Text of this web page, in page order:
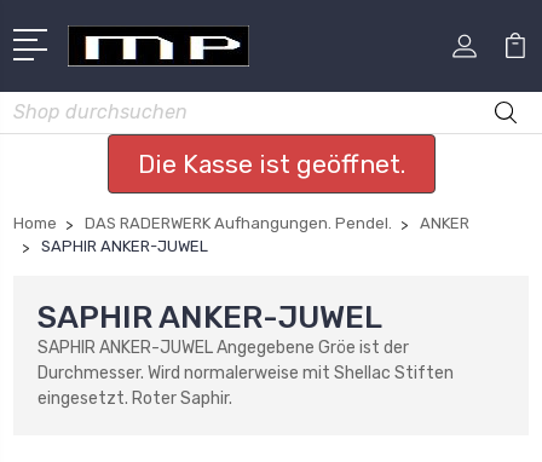
Suchen
Die Kasse ist geöffnet.
Home DAS RADERWERK Aufhangungen. Pendel.
ANKER
SAPHIR ANKER-JUWEL
SAPHIR ANKER-JUWEL
SAPHIR ANKER-JUWEL Angegebene Gröe ist der
Durchmesser. Wird normalerweise mit Shellac Stiften
eingesetzt. Roter Saphir.